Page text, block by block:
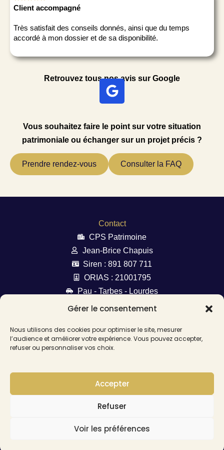
Gérer le consentement
Nous utilisons des cookies pour optimiser le site, mesurer
l’audience et améliorer votre expérience. Vous pouvez accepter,
refuser ou personnaliser vos choix.
Accepter
Refuser
Voir les préférences
Client accompagné
Très satisfait des conseils donnés, ainsi que du temps
accordé à mon dossier et de sa disponibilité.
Retrouvez tous nos avis sur Google
Vous souhaitez faire le point sur votre situation
patrimoniale ou échanger sur un projet précis ?
Prendre rendez-vous Consulter la FAQ
Contact
CPS Patrimoine
Jean-Brice Chapuis
Siren : 891 807 711
ORIAS : 21001795
Pau - Tarbes - Lourdes
cgp@chapuis-patrimoine.fr
Nous suivre
Liens utiles
Mentions légales
Politique de cookies